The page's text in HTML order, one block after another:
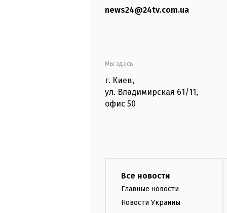
news24@24tv.com.ua
Мы здесь:
г. Киев,
ул. Владимирская 61/11,
офис 50
Все новости
Главные новости
Новости Украины